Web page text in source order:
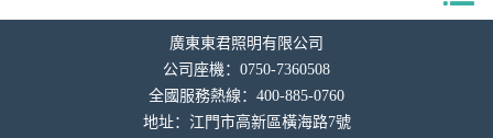
廣東東君照明有限公司
公司座機：0750-7360508
全國服務熱線：400-885-0760
地址： 江門市高新區橫海路7號